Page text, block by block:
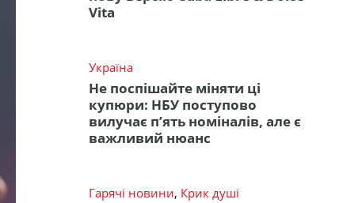
Vita
Україна
Не поспішайте міняти ці
купюри: НБУ поступово
вилучає п’ять номіналів, але є
важливий нюанс
Гарячі новини, Крик душі